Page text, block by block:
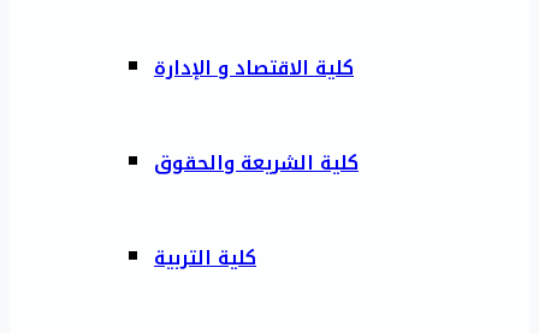
كلية الاقتصاد و الإدارة
كلية الشريعة والحقوق
كلية التربية